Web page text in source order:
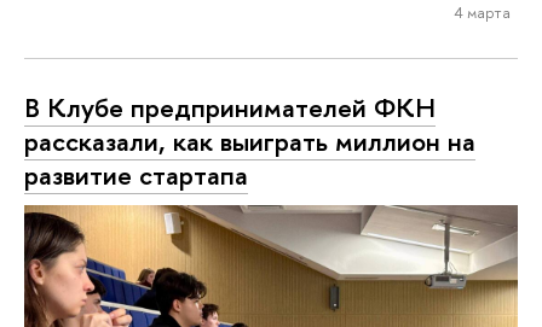
4 марта
В Клубе предпринимателей ФКН
рассказали, как выиграть миллион на
развитие стартапа